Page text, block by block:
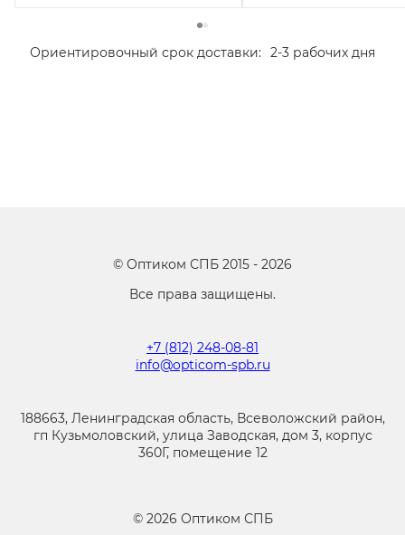
Ориентировочный срок доставки: 2-3 рабочих дня
© Оптиком СПБ 2015 - 2026
Все права защищены.
+7 (812) 248-08-81
info@opticom-spb.ru
188663, Ленинградская область, Всеволожский район,
гп Кузьмоловский, улица Заводская, дом 3, корпус
360Г, помещение 12
© 2026 Оптиком СПБ